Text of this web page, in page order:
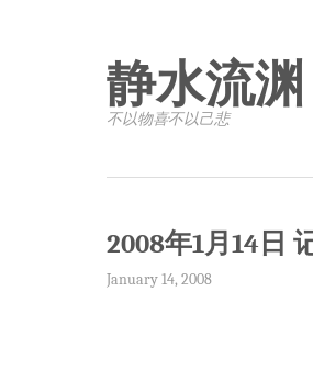
静水流渊
不以物喜·不以己悲
2008年1月14日
January 14, 2008